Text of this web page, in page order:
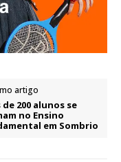
artigo
de 200 alunos se
no Ensino
em Sombrio